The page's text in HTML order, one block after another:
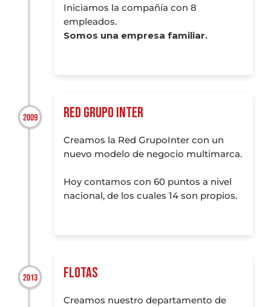
Iniciamos la compañía con 8
empleados.
Somos una empresa familiar.
RED GRUPO INTER
Creamos la Red GrupoInter con un
nuevo modelo de negocio multimarca.
Hoy contamos con 60 puntos a nivel
nacional, de los cuales 14 son propios.
FLOTAS
Creamos nuestro departamento de